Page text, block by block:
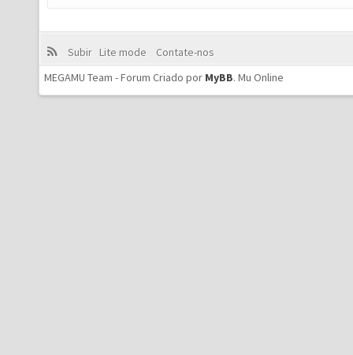
Subir Lite mode
Contate-nos
MEGAMU Team - Forum Criado por MyBB. Mu Online